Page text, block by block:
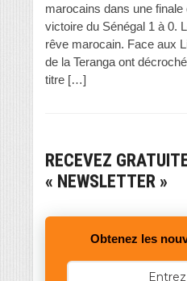
marocains dans une
victoire du Sénégal 1 à 0.
rêve marocain. Face aux
de la Teranga ont
titre […]
RECEVEZ
« NEWSLETTER »
Obtenez les